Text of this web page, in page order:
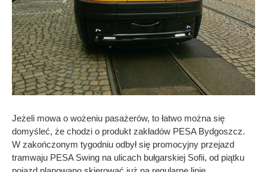
Jeżeli mowa o wożeniu pasażerów, to łatwo można się
domyśleć, że chodzi o produkt zakładów PESA Bydgoszcz.
W zakończonym tygodniu odbył się promocyjny przejazd
tramwaju PESA Swing na ulicach bułgarskiej Sofii, od piątku